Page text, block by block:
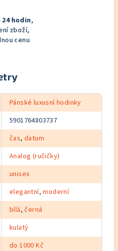
24 hodin,
zboží,
cenu
Pánské luxusní hodinky
5901764803737
čas,datum
Analog (ručičky)
unisex
elegantní,moderní
bílá,černá
kulatý
do 1000 Kč